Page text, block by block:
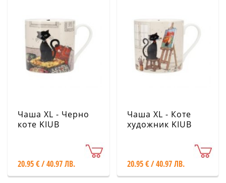
Чаша XL - Черно
коте KIUB
20.95 € / 40.97 ЛВ.
Чаша XL - Коте
художник KIUB
20.95 € / 40.97 ЛВ.